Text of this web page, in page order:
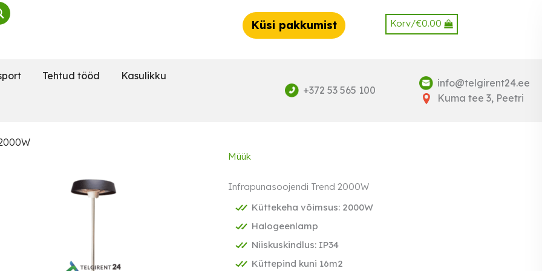
Korv/€0.00
Küsi pakkumist
Tehtud tööd Kasulikku
+372 53 565 100
info@telgirent24.ee
Kuma tee 3, Peetri
Müük
Infrapunasoojendi Trend 2000W
Küttekeha võimsus: 2000W
Halogeenlamp
Niiskuskindlus: IP34
Küttepind kuni 16m2